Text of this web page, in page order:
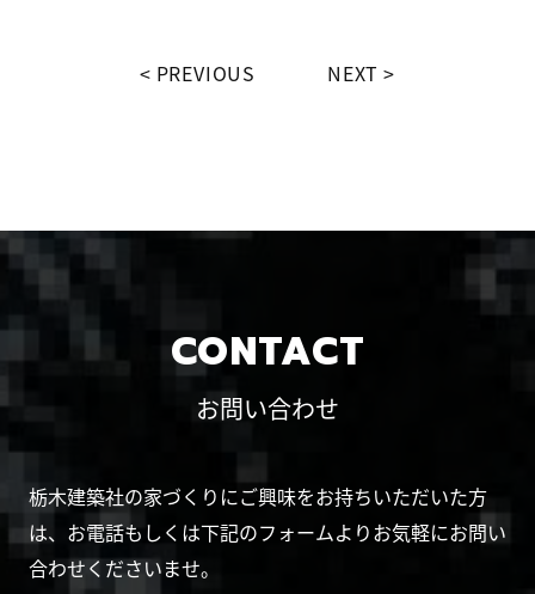
PREVIOUS NEXT
CONTACT
お問い合わせ
栃木建築社の家づくりにご興味をお持ちいただいた方
は、お電話もしくは下記のフォームよりお気軽にお問い
合わせくださいませ。